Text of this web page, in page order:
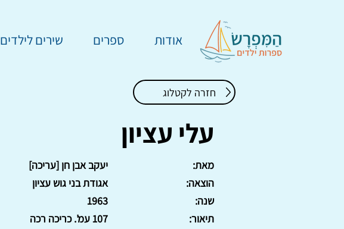
אודות ספרים שירים לילדים
חזרה לקטלוג
עלי עציון
יעקב אבן חן [עריכה]
מאת:
אגודת בני גוש עציון
הוצאה:
1963
שנה:
107 עמ'. כריכה רכה
תיאור: